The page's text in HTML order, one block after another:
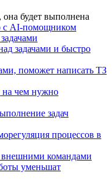
она будет выполнена
с AI-помощником
задачами и быстро
поможет написать ТЗ
на чем нужно
задач
процессов в
внешними командами
уменьшат